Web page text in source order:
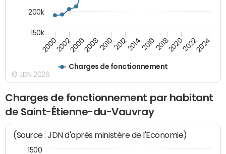
Charges de fonctionnement
200020022006200820102012201420162018202020222024
150k
200k
© JDN 2026
Charges de fonctionnement par habitant
de Saint-Étienne-du-Vauvray
(Source : JDN d'après ministère de l'Economie)
1500